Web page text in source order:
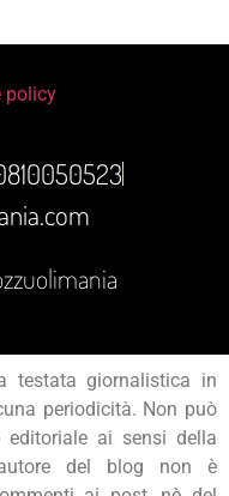
policy
testata giornalistica in
periodicità. Non può
editoriale ai sensi della
del blog non è